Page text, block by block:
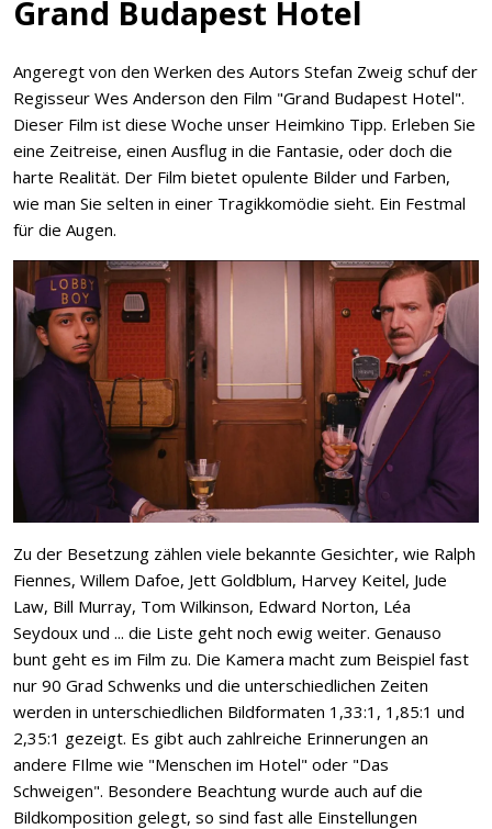
Grand Budapest Hotel
Angeregt von den Werken des Autors Stefan Zweig schuf der
Regisseur Wes Anderson den Film "Grand Budapest Hotel".
Dieser Film ist diese Woche unser Heimkino Tipp. Erleben Sie
eine Zeitreise, einen Ausflug in die Fantasie, oder doch die
harte Realität. Der Film bietet opulente Bilder und Farben,
wie man Sie selten in einer Tragikkomödie sieht. Ein Festmal
für die Augen.
Zu der Besetzung zählen viele bekannte Gesichter, wie Ralph
Fiennes, Willem Dafoe, Jett Goldblum, Harvey Keitel, Jude
Law, Bill Murray, Tom Wilkinson, Edward Norton, Léa
Seydoux und ... die Liste geht noch ewig weiter. Genauso
bunt geht es im Film zu. Die Kamera macht zum Beispiel fast
nur 90 Grad Schwenks und die unterschiedlichen Zeiten
werden in unterschiedlichen Bildformaten 1,33:1, 1,85:1 und
2,35:1 gezeigt. Es gibt auch zahlreiche Erinnerungen an
andere FIlme wie "Menschen im Hotel" oder "Das
Schweigen". Besondere Beachtung wurde auch auf die
Bildkomposition gelegt, so sind fast alle Einstellungen